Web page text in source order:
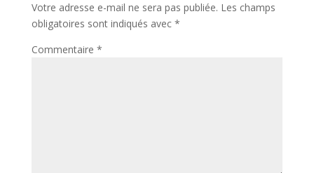
Votre adresse e-mail ne sera pas publiée. Les champs
obligatoires sont indiqués avec *
Commentaire *